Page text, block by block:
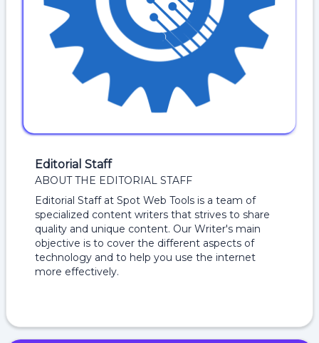
Editorial Staff
ABOUT THE EDITORIAL STAFF
Editorial Staff at Spot Web Tools is a team of
specialized content writers that strives to share
quality and unique content. Our Writer's main
objective is to cover the different aspects of
technology and to help you use the internet
more effectively.